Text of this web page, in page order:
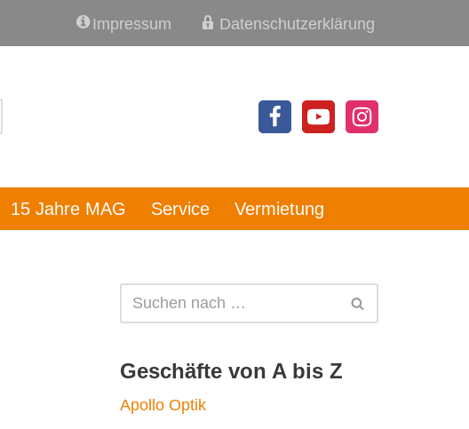
Impressum Datenschutzerklärung
15 Jahre MAG Service Vermietung
Geschäfte von A bis Z
Apollo Optik